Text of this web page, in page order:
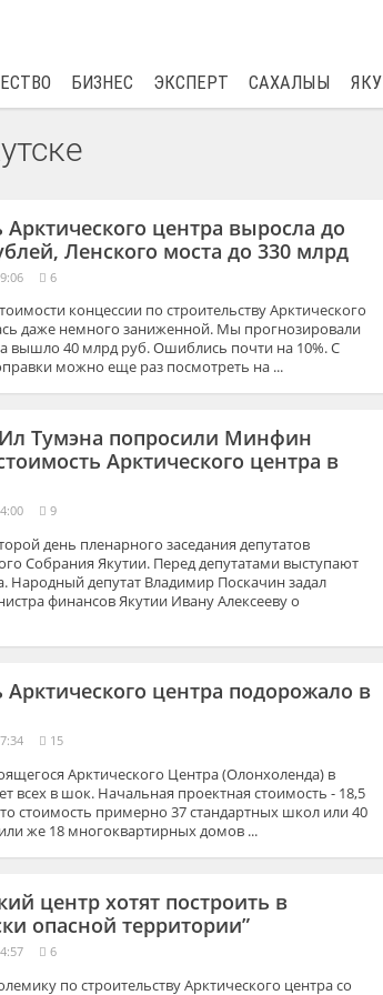
БИЗНЕС ЭКСПЕРТ САХАЛЫЫ
Арктического центра выросла до
Ленского моста до 330 млрд
6
концессии по строительству Арктического
даже немного заниженной. Мы прогнозировали
вышло 40 млрд руб. Ошиблись почти на 10%. С
можно еще раз посмотреть на ...
Тумэна попросили Минфин
Арктического центра в
9
день пленарного заседания депутатов
Собрания Якутии. Перед депутатами выступают
Народный депутат Владимир Поскачин задал
финансов Якутии Ивану Алексееву о
Арктического центра подорожало в
15
Арктического Центра (Олонхоленда) в
всех в шок. Начальная проектная стоимость - 18,5
стоимость примерно 37 стандартных школ или 40
же 18 многоквартирных домов ...
центр хотят построить в
опасной территории”
6
по строительству Арктического центра со